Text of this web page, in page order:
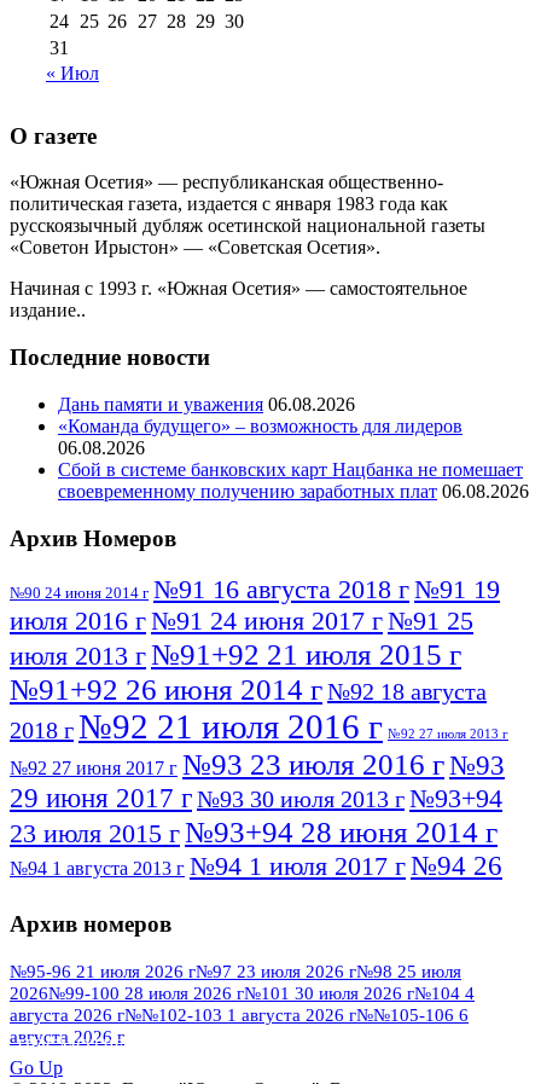
24 25 26 27 28 29 30
31
« Июл
О газете
«Южная Осетия» — республиканская общественно-
политическая газета, издается с января 1983 года как
русскоязычный дубляж осетинской национальной газеты
«Советон Ирыстон» — «Советская Осетия».
Начиная с 1993 г. «Южная Осетия» — самостоятельное
издание..
Последние новости
Дань памяти и уважения 06.08.2026
«Команда будущего» – возможность для лидеров
06.08.2026
Сбой в системе банковских карт Нацбанка не помешает
своевременному получению заработных плат 06.08.2026
Архив Номеров
№90 24 июня 2014 г №91 16 августа 2018 г№91 19
июля 2016 г№91 24 июня 2017 г№91 25
июля 2013 г№91+92 21 июля 2015 г
№91+92 26 июня 2014 г№92 18 августа
2018 г№92 21 июля 2016 г №92 27 июля 2013 г
№92 27 июня 2017 г №93 23 июля 2016 г№93
29 июня 2017 г№93 30 июля 2013 г№93+94
23 июля 2015 г№93+94 28 июня 2014 г
№94 1 августа 2013 г №94 1 июля 2017 г№94 26
№95 7 августа 2012 г
№95 28 июля 2016 г№95+96 3 августа
2013 г№96 6 июля 2017 г№96 9 августа
2012 г №96 28 июля 2015 г
№96+97 30 июля 2016 г
Архив номеров
№95-96 21 июля 2026 г№97 23 июля 2026 г№98 25 июля
2026№99-100 28 июля 2026 г№101 30 июля 2026 г№104 4
августа 2026 г№№102-103 1 августа 2026 г№№105-106 6
августа 2026 г
ПОСМОТРЕТЬ ВСЕ
Go Up